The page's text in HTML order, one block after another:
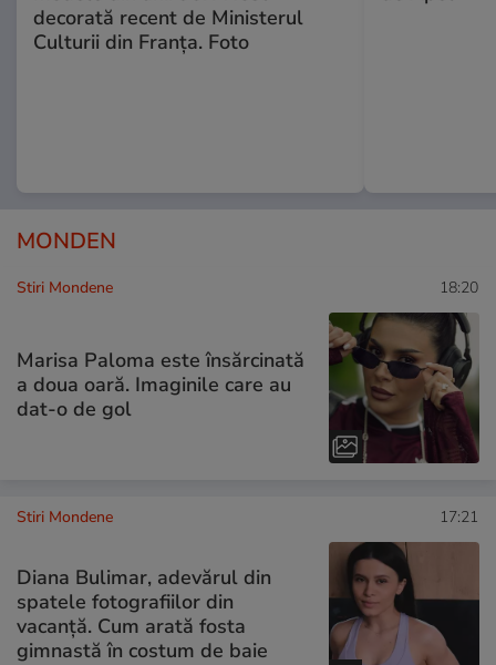
decorată recent de Ministerul
Culturii din Franța. Foto
MONDEN
Stiri Mondene 18:20
Marisa Paloma este însărcinată
a doua oară. Imaginile care au
dat-o de gol
Stiri Mondene 17:21
Diana Bulimar, adevărul din
spatele fotografiilor din
vacanță. Cum arată fosta
gimnastă în costum de baie